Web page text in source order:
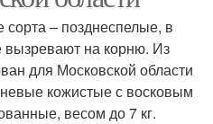
– позднеспелые, в
вызревают на корню. Из
для Московской области
кожистые с восковым
весом до 7 кг.